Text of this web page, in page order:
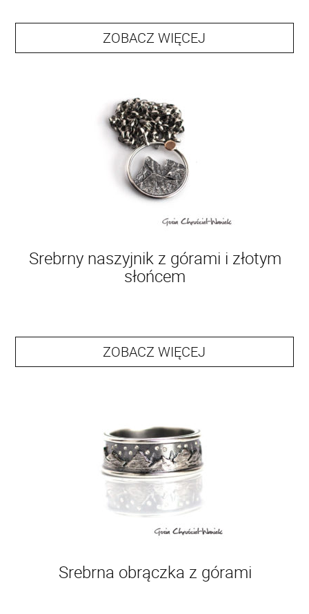
ZOBACZ WIĘCEJ
Srebrny naszyjnik z górami i złotym
słońcem
ZOBACZ WIĘCEJ
Srebrna obrączka z górami